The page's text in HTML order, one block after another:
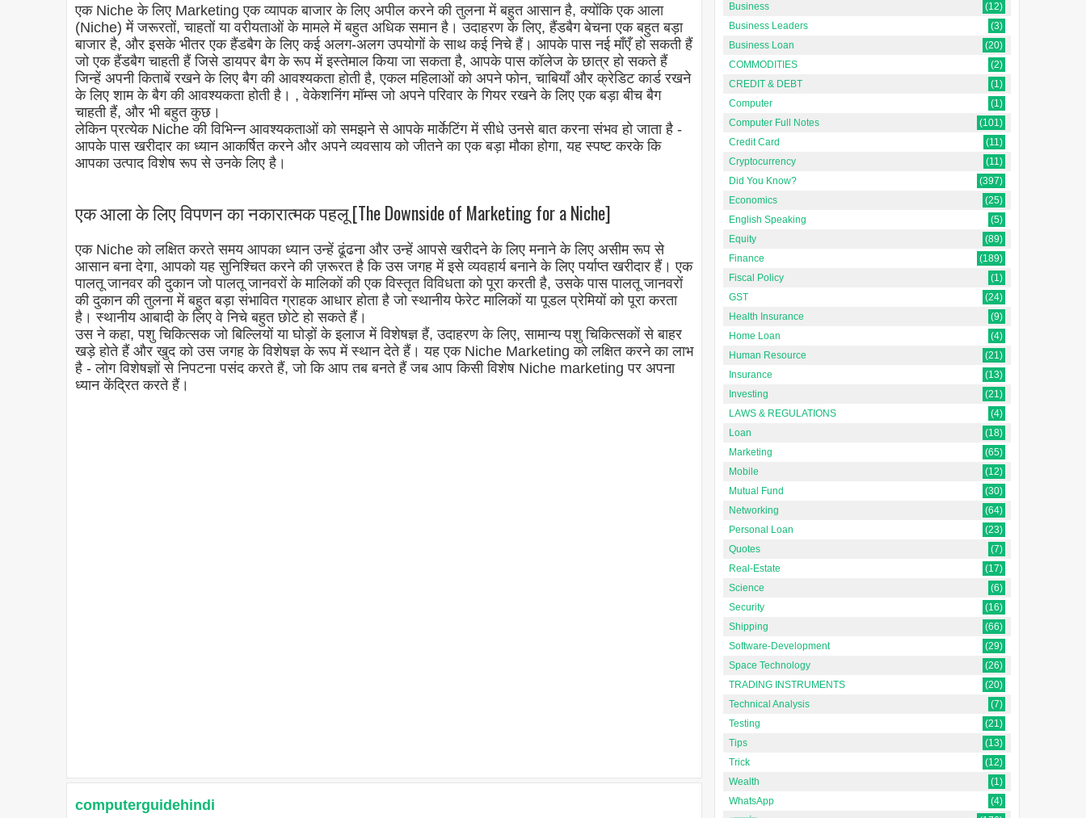
एक Niche के लिए Marketing एक व्यापक बाजार के लिए अपील करने की तुलना में बहुत आसान है, क्योंकि एक आला
(Niche) में जरूरतों, चाहतों या वरीयताओं के मामले में बहुत अधिक समान है। उदाहरण के लिए, हैंडबैग बेचना एक बहुत बड़ा
बाजार है, और इसके भीतर एक हैंडबैग के लिए कई अलग-अलग उपयोगों के साथ कई निचे हैं। आपके पास नई माँएँ हो सकती हैं
जो एक हैंडबैग चाहती हैं जिसे डायपर बैग के रूप में इस्तेमाल किया जा सकता है, आपके पास कॉलेज के छात्र हो सकते हैं
जिन्हें अपनी किताबें रखने के लिए बैग की आवश्यकता होती है, एकल महिलाओं को अपने फोन, चाबियाँ और क्रेडिट कार्ड रखने
के लिए शाम के बैग की आवश्यकता होती है। , वेकेशनिंग मॉम्स जो अपने परिवार के गियर रखने के लिए एक बड़ा बीच बैग
चाहती हैं, और भी बहुत कुछ।
लेकिन प्रत्येक Niche की विभिन्न आवश्यकताओं को समझने से आपके मार्केटिंग में सीधे उनसे बात करना संभव हो जाता है -
आपके पास खरीदार का ध्यान आकर्षित करने और अपने व्यवसाय को जीतने का एक बड़ा मौका होगा, यह स्पष्ट करके कि
आपका उत्पाद विशेष रूप से उनके लिए है।
एक आला के लिए विपणन का नकारात्मक पहलू [The Downside of Marketing for a Niche]
एक Niche को लक्षित करते समय आपका ध्यान उन्हें ढूंढना और उन्हें आपसे खरीदने के लिए मनाने के लिए असीम रूप से
आसान बना देगा, आपको यह सुनिश्चित करने की ज़रूरत है कि उस जगह में इसे व्यवहार्य बनाने के लिए पर्याप्त खरीदार हैं। एक
पालतू जानवर की दुकान जो पालतू जानवरों के मालिकों की एक विस्तृत विविधता को पूरा करती है, उसके पास पालतू जानवरों
की दुकान की तुलना में बहुत बड़ा संभावित ग्राहक आधार होता है जो स्थानीय फेरेट मालिकों या पूडल प्रेमियों को पूरा करता
है। स्थानीय आबादी के लिए वे निचे बहुत छोटे हो सकते हैं।
उस ने कहा, पशु चिकित्सक जो बिल्लियों या घोड़ों के इलाज में विशेषज्ञ हैं, उदाहरण के लिए, सामान्य पशु चिकित्सकों से बाहर
खड़े होते हैं और खुद को उस जगह के विशेषज्ञ के रूप में स्थान देते हैं। यह एक Niche Marketing को लक्षित करने का लाभ
है - लोग विशेषज्ञों से निपटना पसंद करते हैं, जो कि आप तब बनते हैं जब आप किसी विशेष Niche marketing पर अपना
ध्यान केंद्रित करते हैं।
computerguidehindi
Business
(12)
Business Leaders
(3)
Business Loan
(20)
COMMODITIES
(2)
CREDIT & DEBT
(1)
Computer
(1)
Computer Full Notes
(101)
Credit Card
(11)
Cryptocurrency
(11)
Did You Know?
(397)
Economics
(25)
English Speaking
(5)
Equity
(89)
Finance
(189)
Fiscal Policy
(1)
GST
(24)
Health Insurance
(9)
Home Loan
(4)
Human Resource
(21)
Insurance
(13)
Investing
(21)
LAWS & REGULATIONS
(4)
Loan
(18)
Marketing
(65)
Mobile
(12)
Mutual Fund
(30)
Networking
(64)
Personal Loan
(23)
Quotes
(7)
Real-Estate
(17)
Science
(6)
Security
(16)
Shipping
(66)
Software-Development
(29)
Space Technology
(26)
TRADING INSTRUMENTS
(20)
Technical Analysis
(7)
Testing
(21)
Tips
(13)
Trick
(12)
Wealth
(1)
WhatsApp
(4)